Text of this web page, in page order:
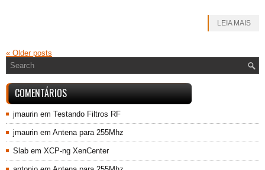
LEIA MAIS
« Older posts
COMENTÁRIOS
jmaurin em Testando Filtros RF
jmaurin em Antena para 255Mhz
Slab em XCP-ng XenCenter